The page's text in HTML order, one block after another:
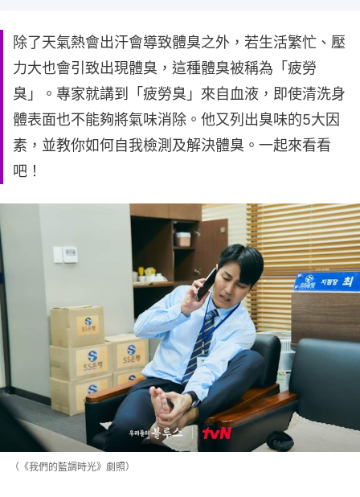
除了天氣熱會出汗會導致體臭之外，若生活繁忙、壓
力大也會引致出現體臭，這種體臭被稱為「疲勞
臭」。專家就講到「疲勞臭」來自血液，即使清洗身
體表面也不能夠將氣味消除。他又列出臭味的5大因
素，並教你如何自我檢測及解決體臭。一起來看看
吧！
（《我們的藍調時光》劇照）